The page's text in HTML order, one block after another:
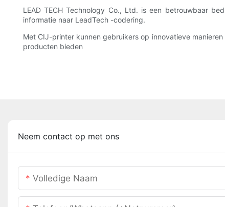
LEAD TECH Technology Co., Ltd. is een betrouwbaar
informatie naar LeadTech -codering.
Met CIJ-printer kunnen gebruikers op innovatieve
producten bieden
Neem contact op met ons
Volledige Naam